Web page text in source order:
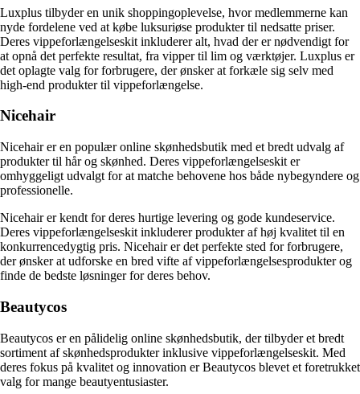
Luxplus tilbyder en unik shoppingoplevelse, hvor medlemmerne kan
nyde fordelene ved at købe luksuriøse produkter til nedsatte priser.
Deres vippeforlængelseskit inkluderer alt, hvad der er nødvendigt for
at opnå det perfekte resultat, fra vipper til lim og værktøjer. Luxplus er
det oplagte valg for forbrugere, der ønsker at forkæle sig selv med
high-end produkter til vippeforlængelse.
Nicehair
Nicehair er en populær online skønhedsbutik med et bredt udvalg af
produkter til hår og skønhed. Deres vippeforlængelseskit er
omhyggeligt udvalgt for at matche behovene hos både nybegyndere og
professionelle.
Nicehair er kendt for deres hurtige levering og gode kundeservice.
Deres vippeforlængelseskit inkluderer produkter af høj kvalitet til en
konkurrencedygtig pris. Nicehair er det perfekte sted for forbrugere,
der ønsker at udforske en bred vifte af vippeforlængelsesprodukter og
finde de bedste løsninger for deres behov.
Beautycos
Beautycos er en pålidelig online skønhedsbutik, der tilbyder et bredt
sortiment af skønhedsprodukter inklusive vippeforlængelseskit. Med
deres fokus på kvalitet og innovation er Beautycos blevet et foretrukket
valg for mange beautyentusiaster.